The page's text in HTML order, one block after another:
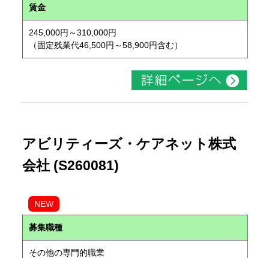
賃金
245,000円～310,000円
（固定残業代46,500円～58,900円含む）
アビリティーズ・ケアネット株式
会社 (S260081)
NEW
募集職種
その他の専門的職業